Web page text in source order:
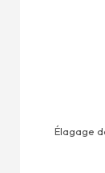
Élagage